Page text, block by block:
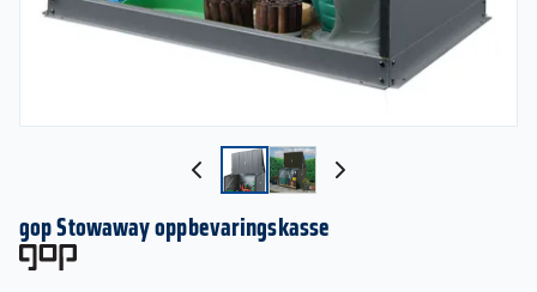
gop Stowaway oppbevaringskasse